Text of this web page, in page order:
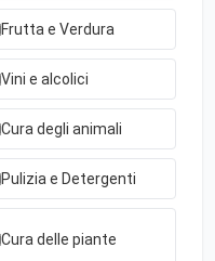
Frutta e Verdura
Vini e alcolici
Cura degli animali
Pulizia e Detergenti
Cura delle piante